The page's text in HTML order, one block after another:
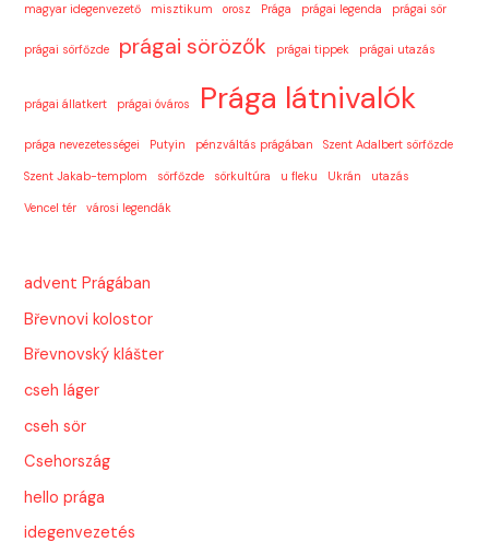
magyar idegenvezető misztikum orosz Prága prágai legenda prágai sör
prágai sörfőzde prágai sörözők prágai tippek prágai utazás
prágai állatkert prágai óváros Prága látnivalók
prága nevezetességei Putyin pénzváltás prágában Szent Adalbert sörfőzde
Szent Jakab-templom sörfőzde sörkultúra u fleku Ukrán utazás
Vencel tér városi legendák
advent Prágában
Břevnovi kolostor
Břevnovský klášter
cseh láger
cseh sör
Csehország
hello prága
idegenvezetés